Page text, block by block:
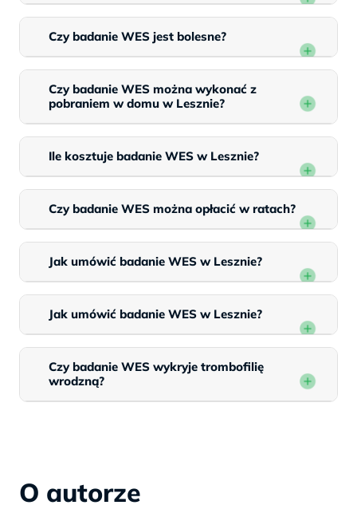
Czy badanie WES jest bolesne?
Czy badanie WES można wykonać z
pobraniem w domu w Lesznie?
Ile kosztuje badanie WES w Lesznie?
Czy badanie WES można opłacić w ratach?
Jak umówić badanie WES w Lesznie?
Jak umówić badanie WES w Lesznie?
Czy badanie WES wykryje trombofilię
wrodzną?
O autorze